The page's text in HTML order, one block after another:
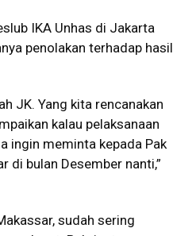
IKA Unhas di Jakarta
penolakan terhadap hasil
JK. Yang kita rencanakan
kalau pelaksanaan
ingin meminta kepada Pak
di bulan Desember nanti,”
sudah sering